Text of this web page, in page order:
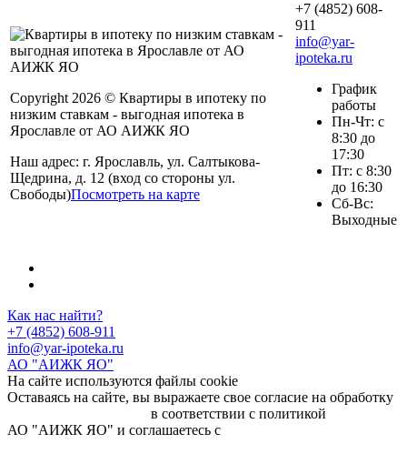
Copyright 2026 © Квартиры в ипотеку по
низким ставкам - выгодная ипотека в
Ярославле от АО АИЖК ЯО
Наш адрес: г. Ярославль, ул. Салтыкова-
Щедрина, д. 12 (вход со стороны ул.
Свободы)Посмотреть на карте
+7 (4852) 608-
911
info@yar-
ipoteka.ru
График
работы
Пн-Чт: с
8:30 до
17:30
Пт: с 8:30
до 16:30
Сб-Вс:
Выходные
Как нас найти?
+7 (4852) 608-911
info@yar-ipoteka.ru
АО "АИЖК ЯО"
На сайте используются файлы cookie
Оставаясь на сайте, вы выражаете свое согласие на обработку
в соответствии с политикой
АО "АИЖК ЯО" и соглашаетесь с